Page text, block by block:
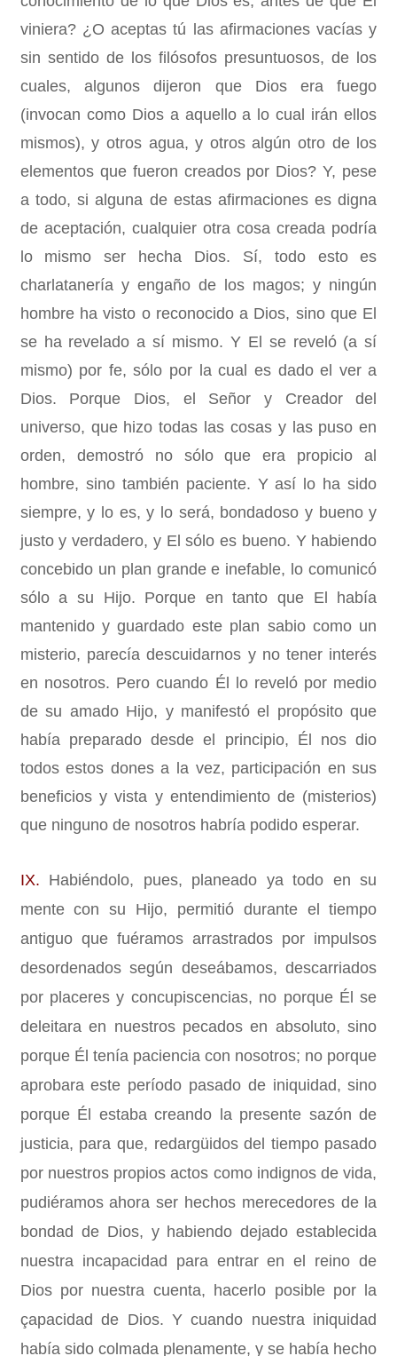
viniera? ¿O aceptas tú las afirmaciones vacías y
sin sentido de los filósofos presuntuosos, de los
cuales, algunos dijeron que Dios era fuego
(invocan como Dios a aquello a lo cual irán ellos
mismos), y otros agua, y otros algún otro de los
elementos que fueron creados por Dios? Y, pese
a todo, si alguna de estas afirmaciones es digna
de aceptación, cualquier otra cosa creada podría
lo mismo ser hecha Dios. Sí, todo esto es
charlatanería y engaño de los magos; y ningún
hombre ha visto o reconocido a Dios, sino que El
se ha revelado a sí mismo. Y El se reveló (a sí
mismo) por fe, sólo por la cual es dado el ver a
Dios. Porque Dios, el Señor y Creador del
universo, que hizo todas las cosas y las puso en
orden, demostró no sólo que era propicio al
hombre, sino también paciente. Y así lo ha sido
siempre, y lo es, y lo será, bondadoso y bueno y
justo y verdadero, y El sólo es bueno. Y habiendo
concebido un plan grande e inefable, lo comunicó
sólo a su Hijo. Porque en tanto que El había
mantenido y guardado este plan sabio como un
misterio, parecía descuidarnos y no tener interés
en nosotros. Pero cuando Él lo reveló por medio
de su amado Hijo, y manifestó el propósito que
había preparado desde el principio, Él nos dio
todos estos dones a la vez, participación en sus
beneficios y vista y entendimiento de (misterios)
que ninguno de nosotros habría podido esperar.
IX. Habiéndolo, pues, planeado ya todo en su
mente con su Hijo, permitió durante el tiempo
antiguo que fuéramos arrastrados por impulsos
desordenados según deseábamos, descarriados
por placeres y concupiscencias, no porque Él se
deleitara en nuestros pecados en absoluto, sino
porque Él tenía paciencia con nosotros; no porque
aprobara este período pasado de iniquidad, sino
porque Él estaba creando la presente sazón de
justicia, para que, redargüidos del tiempo pasado
por nuestros propios actos como indignos de vida,
pudiéramos ahora ser hechos merecedores de la
bondad de Dios, y habiendo dejado establecida
nuestra incapacidad para entrar en el reino de
Dios por nuestra cuenta, hacerlo posible por la
çapacidad de Dios. Y cuando nuestra iniquidad
había sido colmada plenamente, y se había hecho